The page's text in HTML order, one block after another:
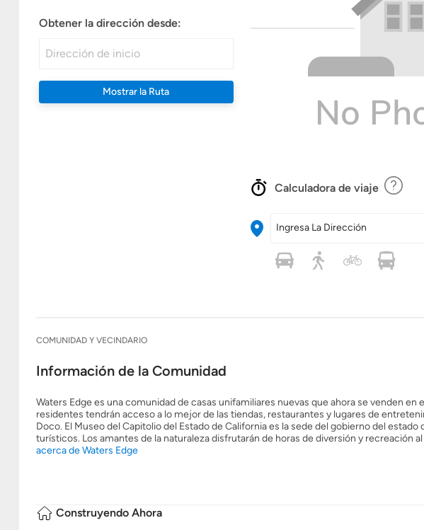
Obtener la dirección desde:
Mostrar la Ruta
Calculadora de viaje
Ingresa La Dirección
COMUNIDAD Y VECINDARIO
Información de la Comunidad
Waters Edge es una comunidad de casas unifamiliares nuevas que ahora se venden
residentes tendrán acceso a lo mejor de las tiendas, restaurantes y lugares de
Doco. El Museo del Capitolio del Estado de California es la sede del gobierno del
turísticos. Los amantes de la naturaleza disfrutarán de horas de diversión y recreación
acerca de Waters Edge
Construyendo Ahora